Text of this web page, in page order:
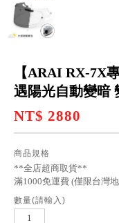
【ARAI RX-7X
遇陽光自動變暗
NT$ 2880
商品規格
**全店超商取貨**
滿1000免運費 (僅限台灣
數量(請輸入)